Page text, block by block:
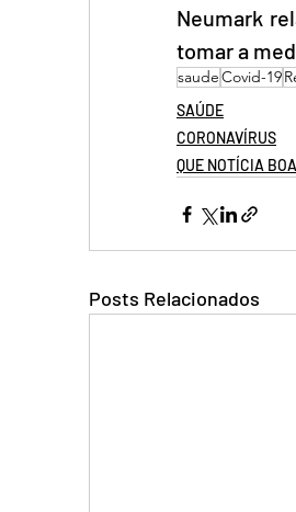
Neumark
tomar a
saudeCovid-19
SAÚDE
CORONAVÍRUS
QUE NOTÍCIA
Posts Relacionados